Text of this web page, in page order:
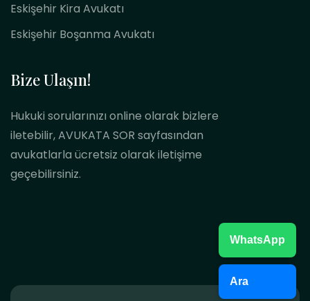
Eskişehir Kira Avukatı
Eskişehir Boşanma Avukatı
Bize Ulaşın!
Hukuki sorularınızı online olarak bizlere
iletebilir, AVUKATA SOR sayfasından
avukatlarla ücretsiz olarak iletişime
geçebilirsiniz.
WhatsApp
Ara